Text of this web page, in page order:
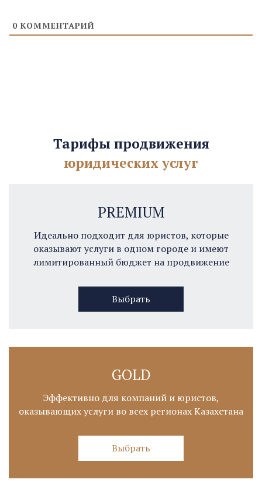
0 КОММЕНТАРИЙ
Тарифы продвижения
юридических услуг
PREMIUM
Идеально подходит для юристов, которые
оказывают услуги в одном городе и имеют
лимитированный бюджет на продвижение
Выбрать
GOLD
Эффективно для компаний и юристов,
оказывающих услуги во всех регионах Казахстана
Выбрать